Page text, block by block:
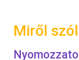
Miről